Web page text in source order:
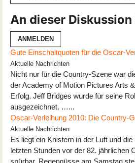
An dieser
ANMELDEN
Gute Einschaltquoten für die Oscar-
Aktuelle Nachrichten
Nicht nur für die Country-Szene war
der Academy of Motion Pictures Arts
Erfolg. Jeff Bridges wurde für seine
ausgezeichnet. …...
Oscar-Verleihung 2010: Die Country-
Aktuelle Nachrichten
Es liegt ein Knistern in der Luft und
letzten Stunden vor der 82. jährlichen
spürbar. Regengüsse am Samstag